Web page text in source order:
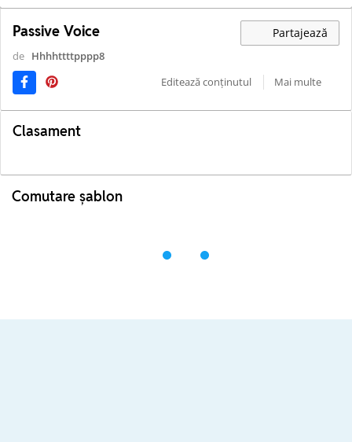
Passive Voice Partajează
de Hhhhttttpppp8
Editează conținutul
Mai multe
Clasament
Comutare șablon